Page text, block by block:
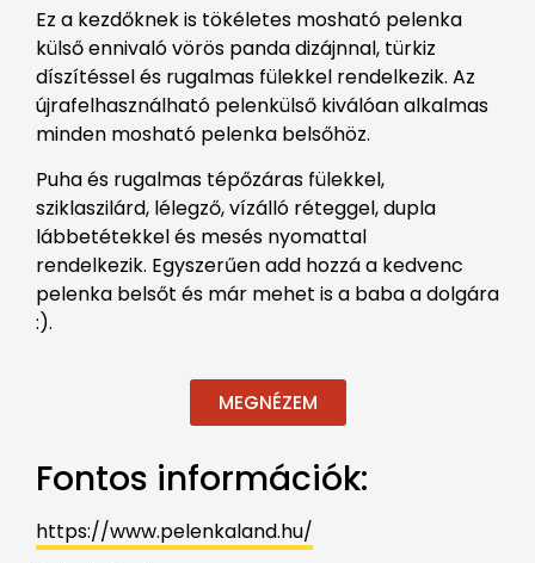
Ez a kezdőknek is tökéletes mosható pelenka
külső ennivaló vörös panda dizájnnal, türkiz
díszítéssel és rugalmas fülekkel rendelkezik. Az
újrafelhasználható pelenkülső kiválóan alkalmas
minden mosható pelenka belsőhöz.
Puha és rugalmas tépőzáras fülekkel,
sziklaszilárd, lélegző, vízálló réteggel, dupla
lábbetétekkel és mesés nyomattal
rendelkezik. Egyszerűen add hozzá a kedvenc
pelenka belsőt és már mehet is a baba a dolgára
:).
MEGNÉZEM
Fontos információk:
https://www.pelenkaland.hu/